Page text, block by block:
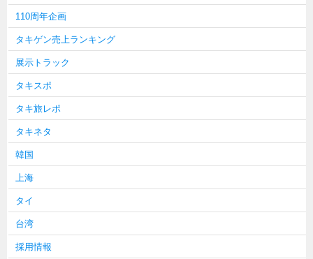
110周年企画
タキゲン売上ランキング
展示トラック
タキスポ
タキ旅レポ
タキネタ
韓国
上海
タイ
台湾
採用情報